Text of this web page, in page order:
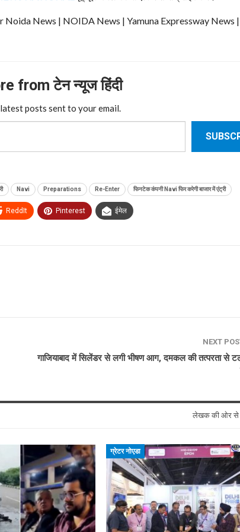
Noida News | NOIDA News | Yamuna Expressway News
from टेन न्यूज हिंदी
posts sent to your email.
Navi Preparations Re-Enter फिनटेक कंपनी Navi फिर करेगी बाजार में एंट्री
ReddIt Pinterest ईमेल
NEXT
गाजियाबाद में सिलेंडर से लगी भीषण आग, दमकल की तत्परता से
लेखक की ओर से
ग्रेटर नोएडा